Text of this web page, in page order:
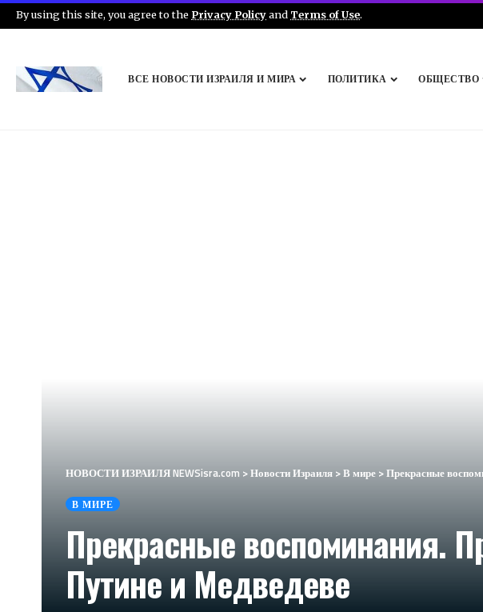
By using this site, you agree to the Privacy Policyand Terms of Use.
ВСЕ НОВОСТИ ИЗРАИЛЯ И МИРА ПОЛИТИКА ОБЩЕСТВО
НОВОСТИ ИЗРАИЛЯ NEWSisra.com >Новости Израиля >В мире >Прекрасные
В МИРЕ
Прекрасные воспоминания.
Путине и Медведеве